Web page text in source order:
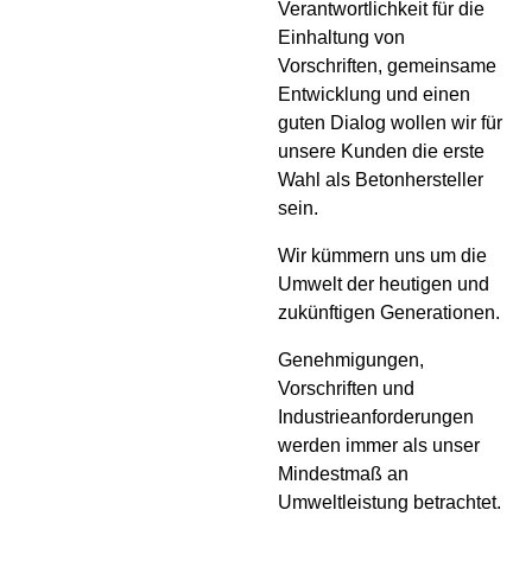
Verantwortlichkeit für die
Einhaltung von
Vorschriften, gemeinsame
Entwicklung und einen
guten Dialog wollen wir für
unsere Kunden die erste
Wahl als Betonhersteller
sein.
Wir kümmern uns um die
Umwelt der heutigen und
zukünftigen Generationen.
Genehmigungen,
Vorschriften und
Industrieanforderungen
werden immer als unser
Mindestmaß an
Umweltleistung betrachtet.